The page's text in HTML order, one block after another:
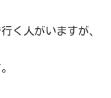
く人がいますが、